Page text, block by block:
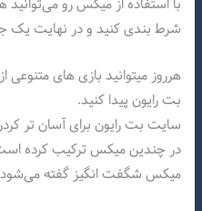
شرط بندی کنید و در نهایت یک
هرروز میتوانید بازی های
بت رایون پیدا کنید.
سایت بت رایون برای آسان تر
در چندین میکس ترکیب کرده
میکس شگفت انگیز گفته